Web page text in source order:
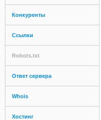
Конкуренты
Ссылки
Robots.txt
Ответ сервера
Whois
Хостинг